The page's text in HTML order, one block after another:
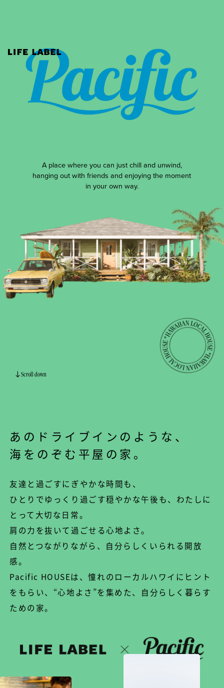
A place where you can just chill and unwind,
hanging out with friends and enjoying the moment
in your own way.
Scroll down
あのドライブインのような、
海をのぞむ平屋の家。
友達と過ごすにぎやかな時間も、
ひとりでゆっくり過ごす穏やかな午後も、わたしに
とって大切な日常。
肩の力を抜いて過ごせる心地よさ。
自然とつながりながら、自分らしくいられる開放
感。
Pacific HOUSEは、憧れのローカルハワイにヒント
をもらい、 “心地よさ”を集めた、自分らしく暮らす
ための家。